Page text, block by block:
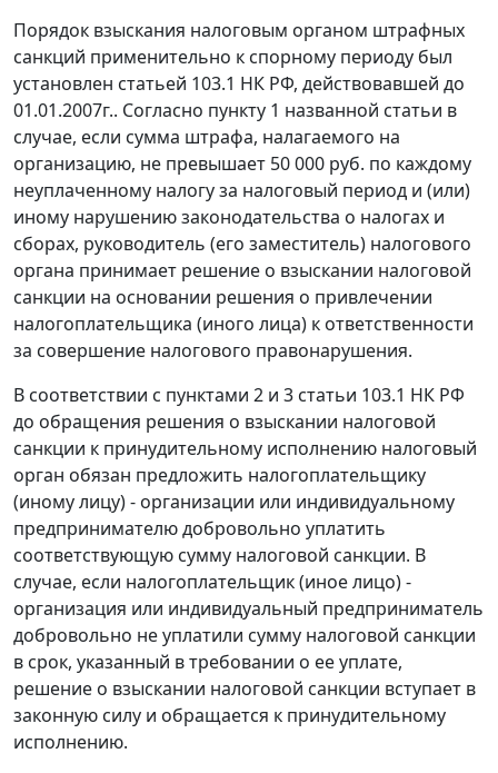
Порядок взыскания налоговым органом штрафных
санкций применительно к спорному периоду был
установлен статьей 103.1 НК РФ, действовавшей до
01.01.2007г.. Согласно пункту 1 названной статьи в
случае, если сумма штрафа, налагаемого на
организацию, не превышает 50 000 руб. по каждому
неуплаченному налогу за налоговый период и (или)
иному нарушению законодательства о налогах и
сборах, руководитель (его заместитель) налогового
органа принимает решение о взыскании налоговой
санкции на основании решения о привлечении
налогоплательщика (иного лица) к ответственности
за совершение налогового правонарушения.
В соответствии с пунктами 2 и 3 статьи 103.1 НК РФ
до обращения решения о взыскании налоговой
санкции к принудительному исполнению налоговый
орган обязан предложить налогоплательщику
(иному лицу) - организации или индивидуальному
предпринимателю добровольно уплатить
соответствующую сумму налоговой санкции. В
случае, если налогоплательщик (иное лицо) -
организация или индивидуальный предприниматель
добровольно не уплатили сумму налоговой санкции
в срок, указанный в требовании о ее уплате,
решение о взыскании налоговой санкции вступает в
законную силу и обращается к принудительному
исполнению.